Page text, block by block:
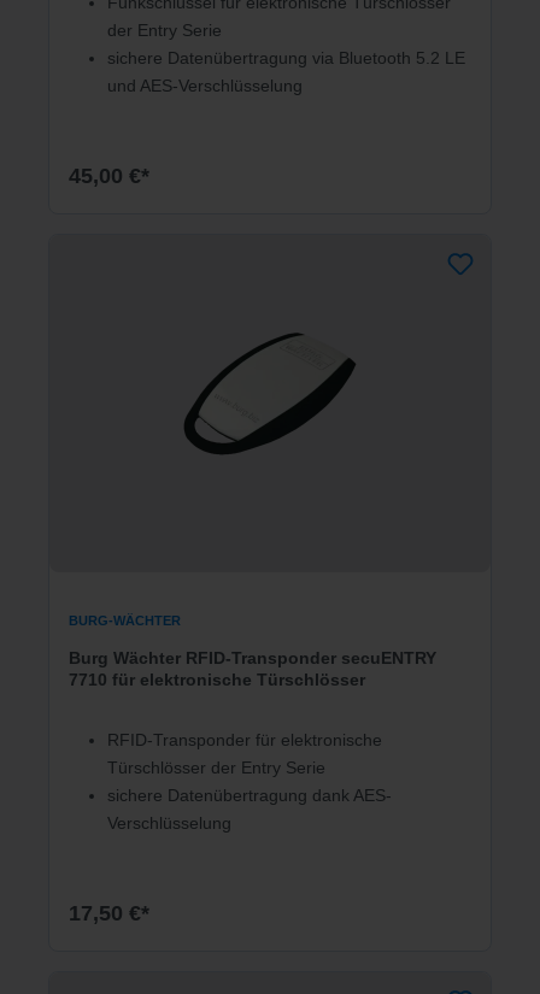
der Entry Serie
sichere Datenübertragung via Bluetooth 5.2 LE
und AES-Verschlüsselung
45,00 €*
BURG-WÄCHTER
Burg Wächter RFID-Transponder secuENTRY
7710 für elektronische Türschlösser
RFID-Transponder für elektronische
Türschlösser der Entry Serie
sichere Datenübertragung dank AES-
Verschlüsselung
17,50 €*